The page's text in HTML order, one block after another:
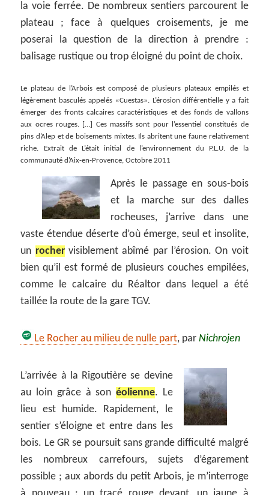
la voie ferrée. De nombreux sentiers parcourent le
plateau ; face à quelques croisements, je me
poserai la question de la direction à prendre :
balisage rustique ou trop éloigné du point de choix.
Le plateau de l’Arbois est composé de plusieurs plateaux empilés et
légèrement basculés appelés «Cuestas». L’érosion différentielle y a fait
émerger des fronts calcaires caractéristiques et des fonds de vallons
aux ocres rouges. […] Ces massifs sont pour l’essentiel constitués de
pins d’Alep et de boisements mixtes. Ils abritent une faune relativement
riche. Extrait de L’était initial de l’environnement du P.L.U. de la
communauté d’Aix-en-Provence, Octobre 2011
Après le passage en sous-bois
et la marche sur des dalles
rocheuses, j’arrive dans une
vaste étendue déserte d’où émerge, seul et insolite,
un rochervisiblement abîmé par l’érosion. On voit
bien qu’il est formé de plusieurs couches empilées,
comme le calcaire du Réaltor dans lequel a été
taillée la route de la gare TGV.
Le Rocher au milieu de nulle part, parNichrojen
L’arrivée à la Rigoutière se devine
au loin grâce à son éolienne. Le
lieu est humide. Rapidement, le
sentier s’éloigne et entre dans les
bois. Le GR se poursuit sans grande difficulté malgré
les nombreux carrefours, sujets d’égarement
possible ; aux abords du petit Arbois, je m’interroge